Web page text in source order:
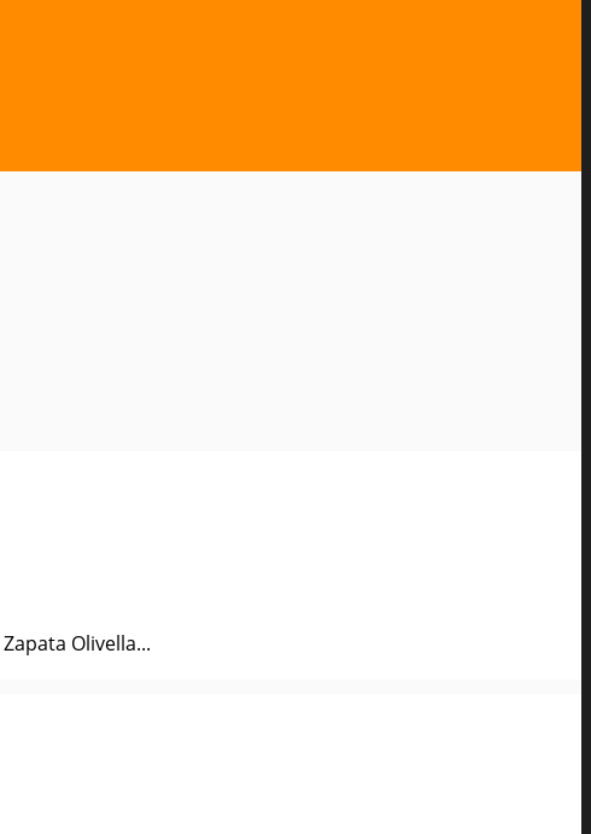
Olivella...